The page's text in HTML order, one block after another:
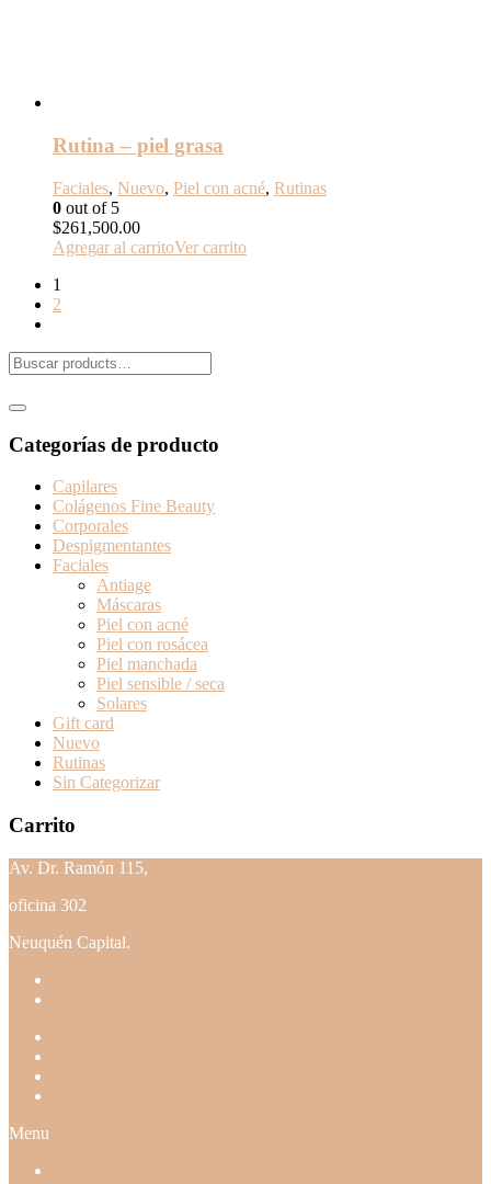
Rutina – piel grasa
Faciales, Nuevo, Piel con acné, Rutinas
0 out of 5
$261,500.00
Agregar al carritoVer carrito
1
2
Categorías de producto
Capilares
Colágenos Fine Beauty
Corporales
Despigmentantes
Faciales
Antiage
Máscaras
Piel con acné
Piel con rosácea
Piel manchada
Piel sensible / seca
Solares
Gift card
Nuevo
Rutinas
Sin Categorizar
Carrito
Av. Dr. Ramón 115,
oficina 302
Neuquén Capital.
Menu